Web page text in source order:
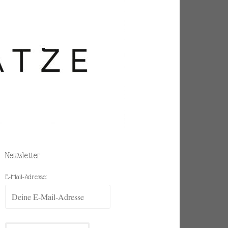
Newsletter
E-Mail-Adresse: